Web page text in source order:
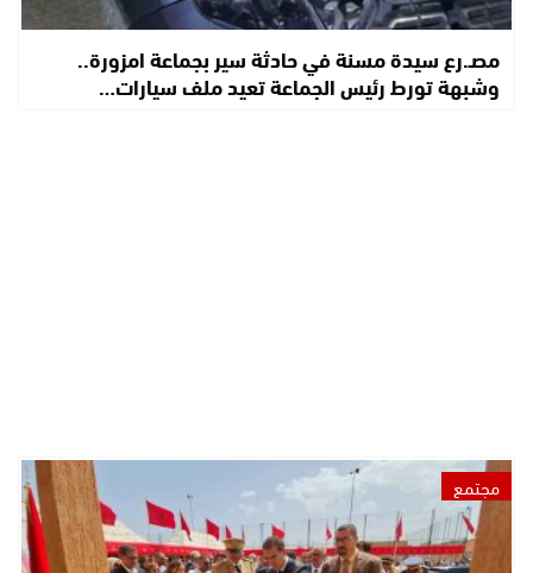
مصـ.رع سيدة مسنة في حادثة سير بجماعة امزورة..
وشبهة تورط رئيس الجماعة تعيد ملف سيارات…
مجتمع